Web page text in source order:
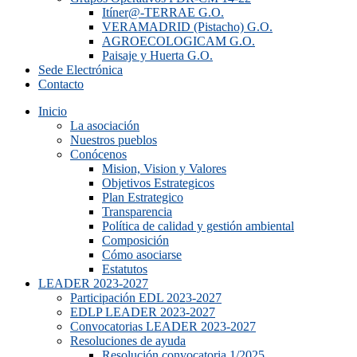
Itíner@-TERRAE G.O.
VERAMADRID (Pistacho) G.O.
AGROECOLOGICAM G.O.
Paisaje y Huerta G.O.
Sede Electrónica
Contacto
Inicio
La asociación
Nuestros pueblos
Conócenos
Mision, Vision y Valores
Objetivos Estrategicos
Plan Estrategico
Transparencia
Política de calidad y gestión ambiental
Composición
Cómo asociarse
Estatutos
LEADER 2023-2027
Participación EDL 2023-2027
EDLP LEADER 2023-2027
Convocatorias LEADER 2023-2027
Resoluciones de ayuda